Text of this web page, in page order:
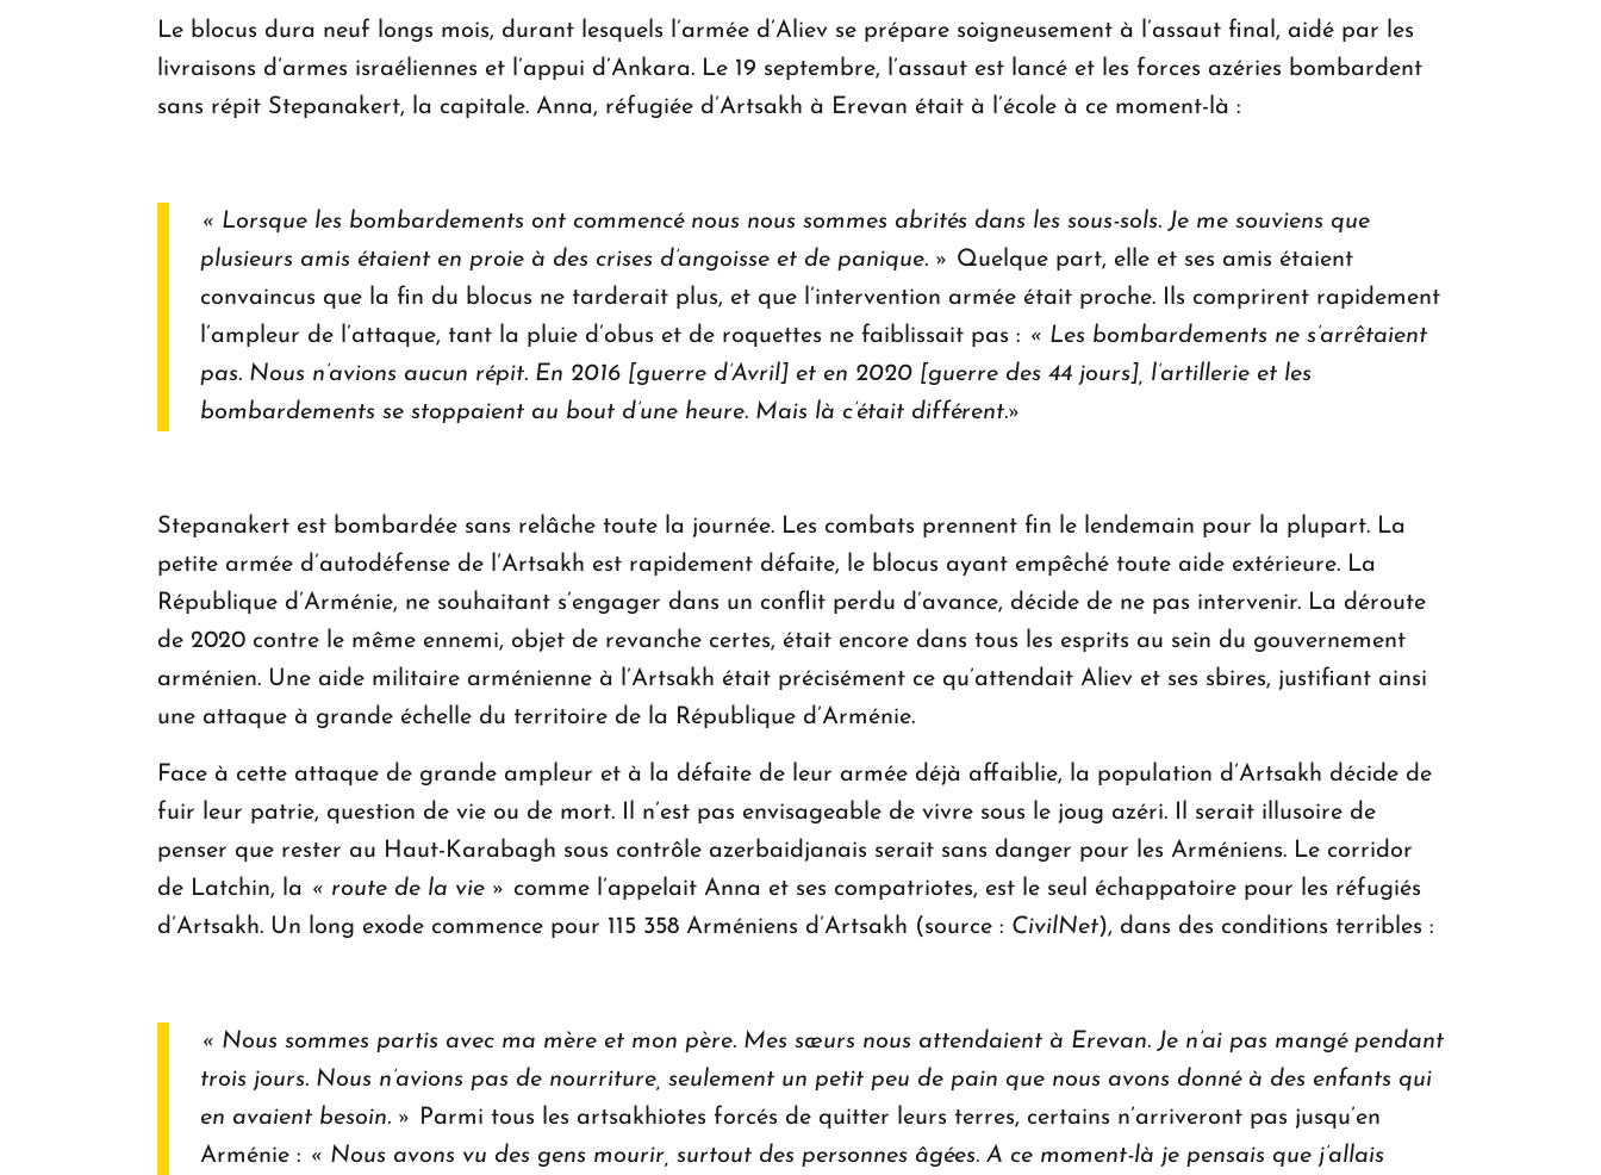
Le blocus dura neuf longs mois, durant lesquels l’armée d’Aliev se prépare soigneusement à l’assaut final, aidé par les
livraisons d’armes israéliennes et l’appui d’Ankara. Le 19 septembre, l’assaut est lancé et les forces azéries bombardent
sans répit Stepanakert, la capitale. Anna, réfugiée d’Artsakh à Erevan était à l’école à ce moment-là :
« Lorsque les bombardements ont commencé nous nous sommes abrités dans les sous-sols. Je me souviens que
plusieurs amis étaient en proie à des crises d’angoisse et de panique. » Quelque part, elle et ses amis étaient
convaincus que la fin du blocus ne tarderait plus, et que l’intervention armée était proche. Ils comprirent rapidement
l’ampleur de l’attaque, tant la pluie d’obus et de roquettes ne faiblissait pas : « Les bombardements ne s’arrêtaient
pas. Nous n’avions aucun répit. En 2016 [guerre d’Avril] et en 2020 [guerre des 44 jours], l’artillerie et les
bombardements se stoppaient au bout d’une heure. Mais là c’était différent.»
Stepanakert est bombardée sans relâche toute la journée. Les combats prennent fin le lendemain pour la plupart. La
petite armée d’autodéfense de l’Artsakh est rapidement défaite, le blocus ayant empêché toute aide extérieure. La
République d’Arménie, ne souhaitant s’engager dans un conflit perdu d’avance, décide de ne pas intervenir. La déroute
de 2020 contre le même ennemi, objet de revanche certes, était encore dans tous les esprits au sein du gouvernement
arménien. Une aide militaire arménienne à l’Artsakh était précisément ce qu’attendait Aliev et ses sbires, justifiant ainsi
une attaque à grande échelle du territoire de la République d’Arménie.
Face à cette attaque de grande ampleur et à la défaite de leur armée déjà affaiblie, la population d’Artsakh décide de
fuir leur patrie, question de vie ou de mort. Il n’est pas envisageable de vivre sous le joug azéri. Il serait illusoire de
penser que rester au Haut-Karabagh sous contrôle azerbaidjanais serait sans danger pour les Arméniens. Le corridor
de Latchin, la « route de la vie » comme l’appelait Anna et ses compatriotes, est le seul échappatoire pour les réfugiés
d’Artsakh. Un long exode commence pour 115 358 Arméniens d’Artsakh (source : CivilNet), dans des conditions terribles :
« Nous sommes partis avec ma mère et mon père. Mes sœurs nous attendaient à Erevan. Je n’ai pas mangé pendant
trois jours. Nous n’avions pas de nourriture, seulement un petit peu de pain que nous avons donné à des enfants qui
en avaient besoin. » Parmi tous les artsakhiotes forcés de quitter leurs terres, certains n’arriveront pas jusqu’en
Arménie : « Nous avons vu des gens mourir, surtout des personnes âgées. A ce moment-là je pensais que j’allais